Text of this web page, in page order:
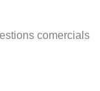
comercials